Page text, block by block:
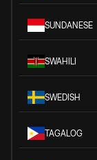
SUNDANESE
SWAHILI
SWEDISH
TAGALOG